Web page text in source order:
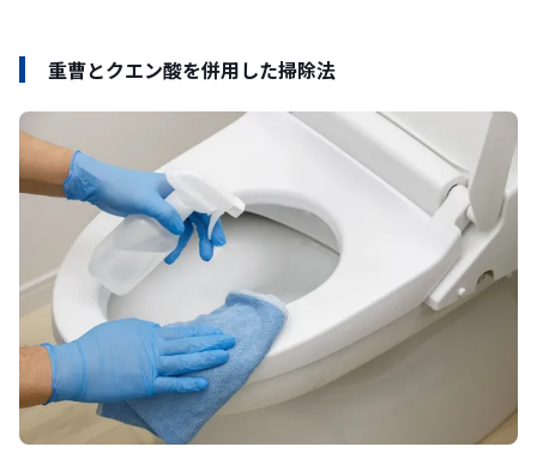
重曹とクエン酸を併用した掃除法